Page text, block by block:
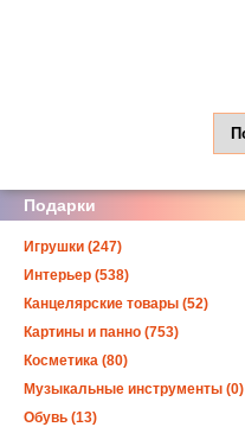
Подарки
Игрушки (247)
Интерьер (538)
Канцелярские товары (52)
Картины и панно (753)
Косметика (80)
Музыкальные инструменты (0)
Обувь (13)